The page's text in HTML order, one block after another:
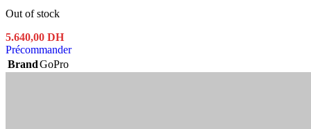
Out of stock
5.640,00 DH
Précommander
BrandGoPro